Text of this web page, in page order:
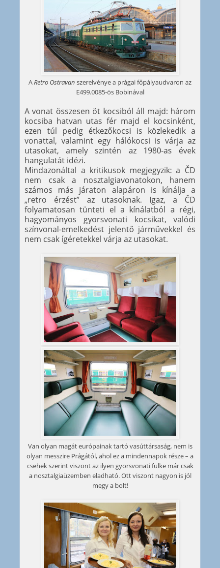
ARetro Ostravan szerelvénye a prágai főpályaudvaron az
E499.0085-ös Bobinával
A vonat összesen öt kocsiból áll majd: három
kocsiba hatvan utas fér majd el kocsinként,
ezen túl pedig étkezőkocsi is közlekedik a
vonattal, valamint egy hálókocsi is várja az
utasokat, amely szintén az 1980-as évek
hangulatát idézi.
Mindazonáltal a kritikusok megjegyzik: a ČD
nem csak a nosztalgiavonatokon, hanem
számos más járaton alapáron is kínálja a
„retro érzést” az utasoknak. Igaz, a ČD
folyamatosan tünteti el a kínálatból a régi,
hagyományos gyorsvonati kocsikat, valódi
színvonal-emelkedést jelentő járművekkel és
nem csak ígéretekkel várja az utasokat.
Van olyan magát európainak tartó vasúttársaság, nem is
olyan messzire Prágától, ahol ez a mindennapok része – a
csehek szerint viszont az ilyen gyorsvonati fülke már csak
a nosztalgiaüzemben eladható. Ott viszont nagyon is jól
megy a bolt!